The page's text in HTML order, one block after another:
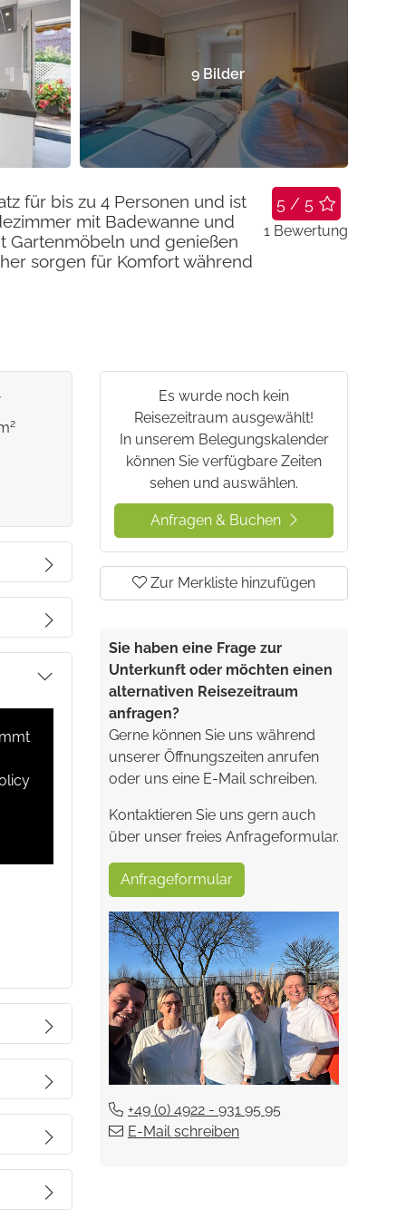
9 Bilder
für bis zu 4 Personen und ist
mit Badewanne und
Gartenmöbeln und genießen
sorgen für Komfort während
5 / 5
1 Bewertung
2
einer
199,00 €
Es wurde noch kein
Reisezeitraum ausgewählt!
In unserem Belegungskalender
können Sie verfügbare Zeiten
sehen und auswählen.
Anfragen & Buchen
Zur Merkliste hinzufügen
Sie haben eine Frage zur
Unterkunft oder möchten einen
alternativen Reisezeitraum
anfragen?
Gerne können Sie uns während
unserer Öffnungszeiten anrufen
oder uns eine E-Mail schreiben.
Kontaktieren Sie uns gern auch
über unser freies Anfrageformular.
Anfrageformular
+49 (0) 4922 - 931 95 95
E-Mail schreiben